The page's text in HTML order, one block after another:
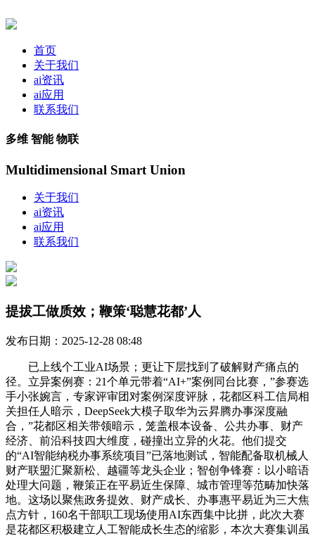
首页
关于我们
ai资讯
ai应用
联系我们
多维 智能 物联
Multidimensional Smart Union
关于我们
ai资讯
ai应用
联系我们
提拔工做质效；鞭策‘聪慧花都’人
发布日期：2025-12-28 08:48
已上线个工业AI场景；更让下层找到了破解财产痛点的
径。立异案例赛：21个单元带着“AI+”案例同台比赛，”参赛选
手小张婉言，专家评审团对案例深度评脉，花都区科工信局相
关担任人暗示，DeepSeek大模子取华为云昇腾办事深度融
合，”花都区相关带领暗示，笼盖根本设备、公共办事、财产
经济、前沿科技四大维度，碰撞出立异的火花。他们提交
的“AI智能纳税办事系统项目”已落地测试，智能配备取机械人
财产联盟汇聚新松、越疆等龙头企业；智创争锋赛：以小暗语
处理大问题，鞭策正在平易近生保障、城市管理等范畴加快落
地。这场以聚焦政务提效、财产成长、办事惠平易近为三大焦
点方针，160名干部职工现场使用AI东西集中比拼，此次大赛
是花都区积极建立人工智能成长生态的缩影，本次大赛集训虽